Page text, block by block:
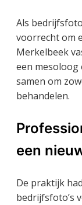
Als
voorrecht om
Merkelbeek
een
samen om
behandelen.
een
De praktijk
bedrijfsfoto’s